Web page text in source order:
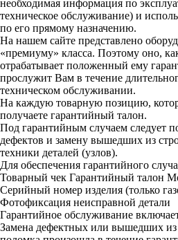
необходимая информация по
техническое обслуживание) и
по его прямому назначению.
На нашем сайте представлено
«премиуму» класса. Поэтому оно,
отрабатывает положенный ему
прослужит Вам в течение
техническом обслуживании.
На каждую товарную позицию,
получаете гарантийный талон.
Под гарантийным случаем следует
дефектов и замену вышедших из
техники деталей (узлов).
Для обеспечения гарантийного
Товарный чек Гарантийный талон
Серийный номер изделия (только
Фотофиксация неисправной детали
Гарантийное обслуживание
Замена дефектных или вышедших из